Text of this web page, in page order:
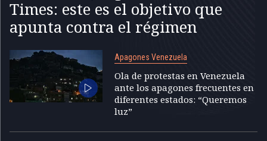
Times: este es el objetivo que
apunta contra el régimen
Apagones Venezuela
Ola de protestas en Venezuela
ante los apagones frecuentes en
diferentes estados: “Queremos
luz”